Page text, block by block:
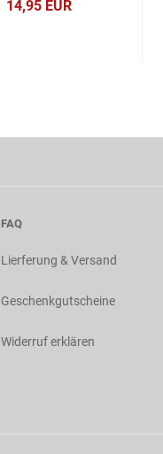
14,95 EUR
FAQ
Lierferung & Versand
Geschenkgutscheine
Widerruf erklären